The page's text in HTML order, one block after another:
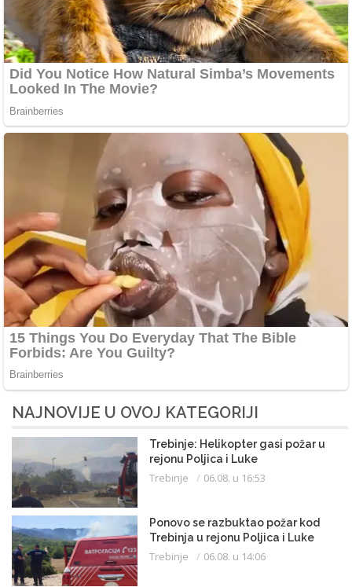
NAJNOVIJE U OVOJ KATEGORIJI
Trebinje: Helikopter gasi požar u
rejonu Poljica i Luke
Trebinje 06.08. u 16:53
Ponovo se razbuktao požar kod
Trebinja u rejonu Poljica i Luke
Trebinje 06.08. u 14:06